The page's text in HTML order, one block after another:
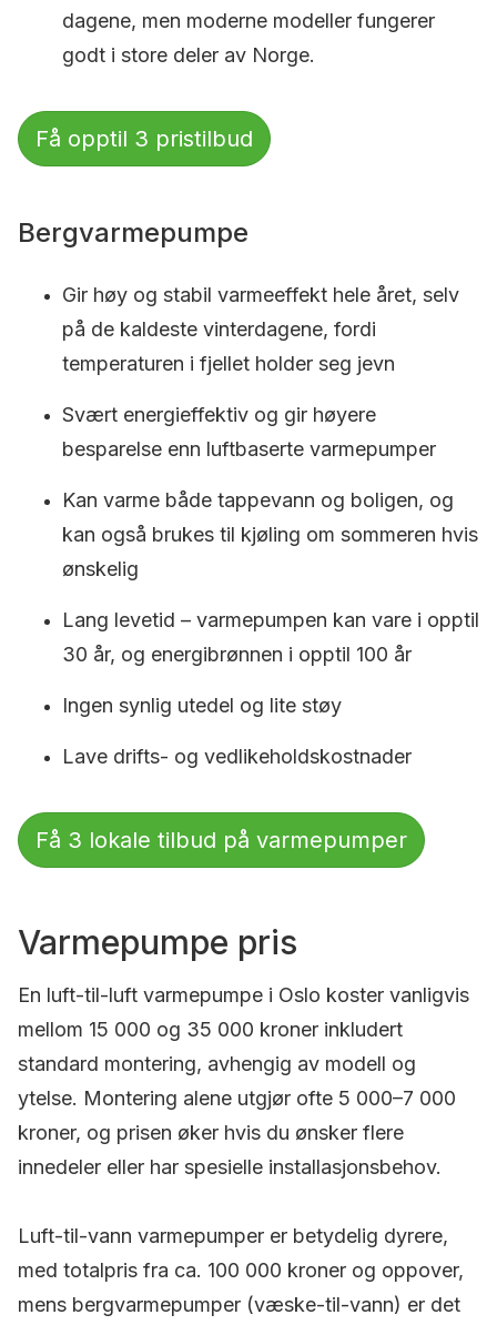
dagene, men moderne modeller fungerer
godt i store deler av Norge.
Få opptil 3 pristilbud
Bergvarmepumpe
Gir høy og stabil varmeeffekt hele året, selv
på de kaldeste vinterdagene, fordi
temperaturen i fjellet holder seg jevn
Svært energieffektiv og gir høyere
besparelse enn luftbaserte varmepumper
Kan varme både tappevann og boligen, og
kan også brukes til kjøling om sommeren hvis
ønskelig
Lang levetid – varmepumpen kan vare i opptil
30 år, og energibrønnen i opptil 100 år
Ingen synlig utedel og lite støy
Lave drifts- og vedlikeholdskostnader
Få 3 lokale tilbud på varmepumper
Varmepumpe pris
En luft-til-luft varmepumpe i Oslo koster vanligvis
mellom 15 000 og 35 000 kroner inkludert
standard montering, avhengig av modell og
ytelse. Montering alene utgjør ofte 5 000–7 000
kroner, og prisen øker hvis du ønsker flere
innedeler eller har spesielle installasjonsbehov.
Luft-til-vann varmepumper er betydelig dyrere,
med totalpris fra ca. 100 000 kroner og oppover,
mens bergvarmepumper (væske-til-vann) er det